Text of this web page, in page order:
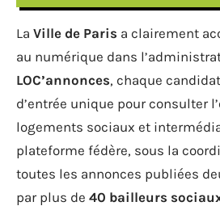
La Ville de Paris a clairement
au numérique dans
LOC’annonces, chaque
d’entrée unique pour consulter
logements sociaux et
plateforme fédère, sous la
toutes les annonces publiées
par plus de 40 bailleurs